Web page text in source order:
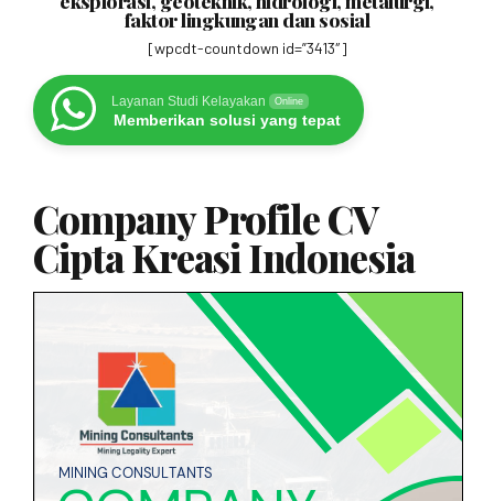
faktor lingkungan dan sosial
[wpcdt-countdown id=”3413″]
Layanan Studi Kelayakan Online
Memberikan solusi yang tepat
Company Profile CV
Cipta Kreasi Indonesia